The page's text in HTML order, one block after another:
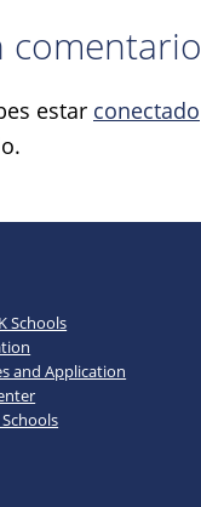
comentario
estar conectado
Schools
and Application
Schools